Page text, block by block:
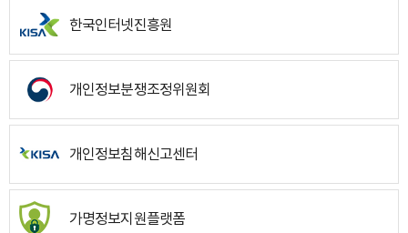
한국인터넷진흥원
개인정보분쟁조정위원회
개인정보침해신고센터
가명정보지원플랫폼